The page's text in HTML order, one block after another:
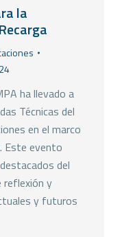
la
ha llevado a
Técnicas del
en el marco
Este evento
del
reflexión y
y futuros